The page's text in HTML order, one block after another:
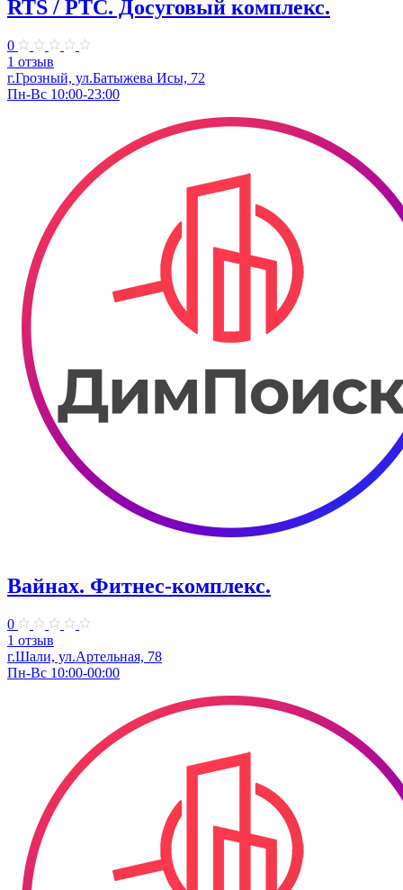
RTS / РТС. Досуговый комплекс.
0
1 отзыв
г.Грозный, ул.Батыжева Исы, 72
Пн-Вс 10:00-23:00
Вайнах. Фитнес-комплекс.
0
1 отзыв
г.Шали, ул.Артельная, 78
Пн-Вс 10:00-00:00